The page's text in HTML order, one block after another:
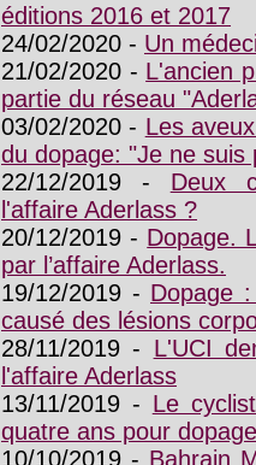
éditions 2016 et 2017
24/02/2020 - Un
21/02/2020 - L'ancien
partie du réseau
03/02/2020 - Les
du dopage: "Je ne suis
22/12/2019 - Deux
l'affaire Aderlass ?
20/12/2019 - Dopage.
par l’affaire Aderlass.
19/12/2019 - Dopage
causé des lésions
28/11/2019 - L'UCI
l'affaire Aderlass
13/11/2019 - Le
quatre ans pour dopage
10/10/2019 - Bahrain